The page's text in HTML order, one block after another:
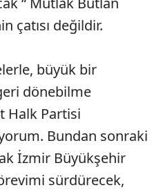
çatısı değildir.
büyük bir
dönebilme
Halk Partisi
Bundan sonraki
İzmir Büyükşehir
sürdürecek,